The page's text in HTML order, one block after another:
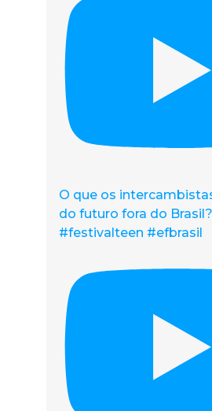
O que os
do futuro fora do
#festivalteen #efbrasil